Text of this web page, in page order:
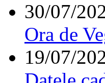
30/07/
Ora de
19/07/